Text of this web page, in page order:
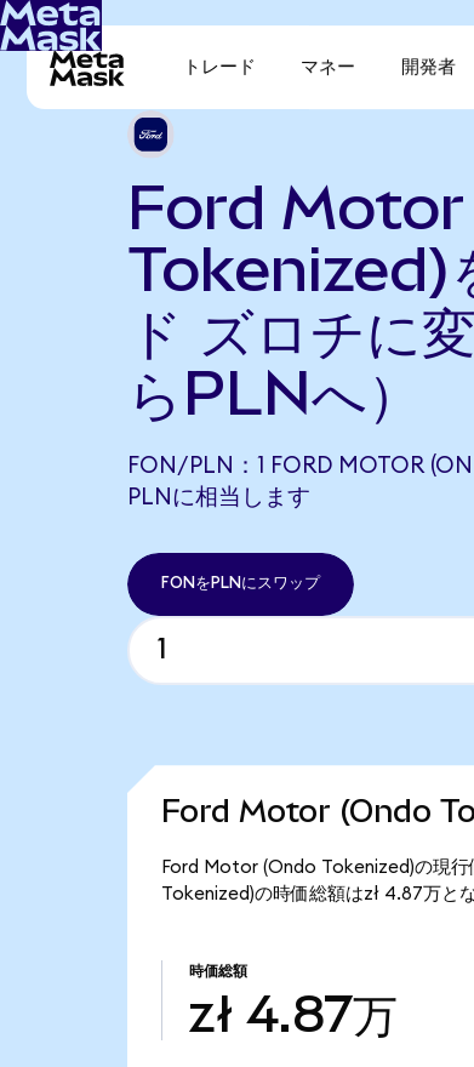
トレード マネー 開発者
Ford
Tokenized)
ド ズロチに
らPLNへ）
FON/PLN：1 FORD MOTOR
PLNに相当します
FONをPLNにスワップ
Ford Motor (Ondo
Ford Motor (Ondo Tokenized)の現行
Tokenized)の時価総額はzł 4.87万とな
時価総額
zł 4.87万